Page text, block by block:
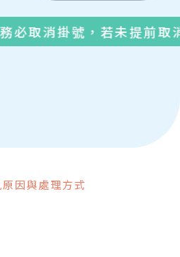
掛號，若未提前取消看
因與處理方式